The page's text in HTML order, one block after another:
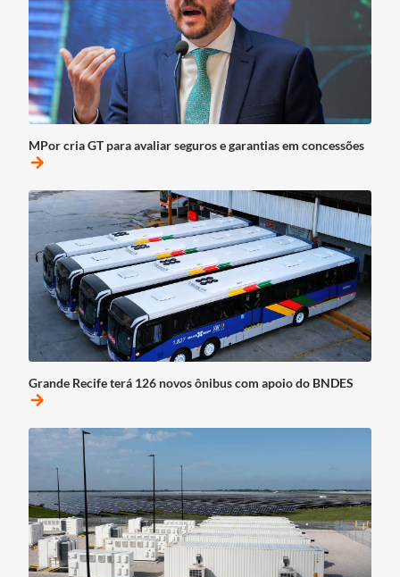
MPor cria GT para avaliar seguros e garantias em concessões
arrow_forward
Grande Recife terá 126 novos ônibus com apoio do BNDES
arrow_forward